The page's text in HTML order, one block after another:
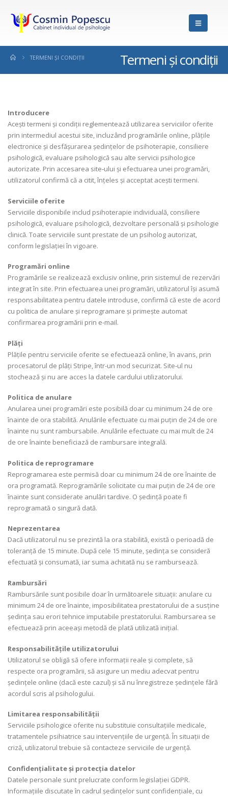
Termeni și condiții
TERMENI ȘI CONDIȚII
Introducere
Acești termeni și condiții reglementează utilizarea serviciilor oferite
prin intermediul acestui site, incluzând programările online, plățile
electronice și desfășurarea ședințelor de psihoterapie, consiliere
psihologică, evaluare psihologică sau alte servicii psihologice
autorizate. Prin accesarea site‑ului și efectuarea unei programări,
utilizatorul confirmă că a citit, înțeles și acceptat acești termeni.
Serviciile oferite
Serviciile disponibile includ psihoterapie individuală, consiliere
psihologică, evaluare psihologică, dezvoltare personală și psihologie
clinică. Toate serviciile sunt prestate de un psiholog autorizat,
conform legislației în vigoare.
Programări online
Programările se realizează exclusiv online, prin sistemul de rezervări
integrat în site. Prin efectuarea unei programări, utilizatorul își asumă
responsabilitatea pentru datele introduse, confirmă că este de acord
cu politica de anulare și reprogramare și primește automat
confirmarea programării prin e-mail.
Plăți
Plățile pentru serviciile oferite se efectuează online, în avans, prin
procesatorul de plăți Stripe, într-un mod securizat. Site‑ul nu
stochează și nu are acces la datele cardului utilizatorului.
Politica de anulare
Anularea unei programări este posibilă doar cu minimum 24 de ore
înainte de ora stabilită. Anulările efectuate cu mai puțin de 24 de ore
înainte nu sunt rambursabile. Anulările efectuate cu mai mult de 24
de ore înainte beneficiază de rambursare integrală.
Politica de reprogramare
Reprogramarea este permisă doar cu minimum 24 de ore înainte de
ora programată. Reprogramările solicitate cu mai puțin de 24 de ore
înainte sunt considerate anulări tardive. O ședință poate fi
reprogramată o singură dată.
Neprezentarea
Dacă utilizatorul nu se prezintă la ora stabilită, există o perioadă de
toleranță de 15 minute. După cele 15 minute, ședința se consideră
efectuată și consumată, iar suma achitată nu se rambursează.
Rambursări
Rambursările sunt posibile doar în următoarele situații: anulare cu
minimum 24 de ore înainte, imposibilitatea prestatorului de a susține
ședința sau erori tehnice imputabile prestatorului. Rambursarea se
efectuează prin aceeași metodă de plată utilizată inițial.
Responsabilitățile utilizatorului
Utilizatorul se obligă să ofere informații reale și complete, să
respecte ora programării, să asigure un mediu adecvat pentru
ședințele online (dacă este cazul) și să nu înregistreze ședințele fără
acordul scris al psihologului.
Limitarea responsabilității
Serviciile psihologice oferite nu substituie consultațiile medicale,
tratamentele psihiatrice sau intervențiile de urgență. În situații de
criză, utilizatorul trebuie să contacteze serviciile de urgență.
Confidențialitate și protecția datelor
Datele personale sunt prelucrate conform legislației GDPR.
Informațiile discutate în cadrul ședințelor sunt confidențiale, cu